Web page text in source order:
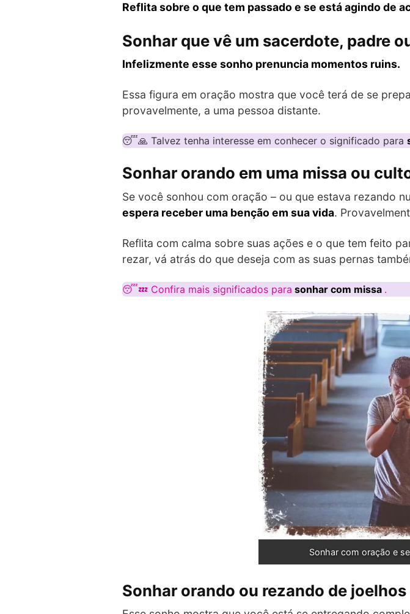
Reflita sobre o que tem passado e se está agindo de
Sonhar que vê um sacerdote, padre
Infelizmente esse sonho prenuncia momentos ruins.
Essa figura em oração mostra que você terá de se
provavelmente, a uma pessoa distante.
😴🙏 Talvez tenha interesse em conhecer o significado para
Sonhar orando em uma missa ou
Se você sonhou com oração – ou que estava rezando
espera receber uma benção em sua vida.
Reflita com calma sobre suas ações e o que tem feito
rezar, vá atrás do que deseja com as suas pernas
😴💤 Confira mais significados para sonhar com missa .
Sonhar com oração e
Sonhar orando ou rezando de joelhos